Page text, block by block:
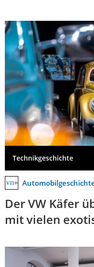
Technikgeschichte
Der VW Käfer
mit vielen